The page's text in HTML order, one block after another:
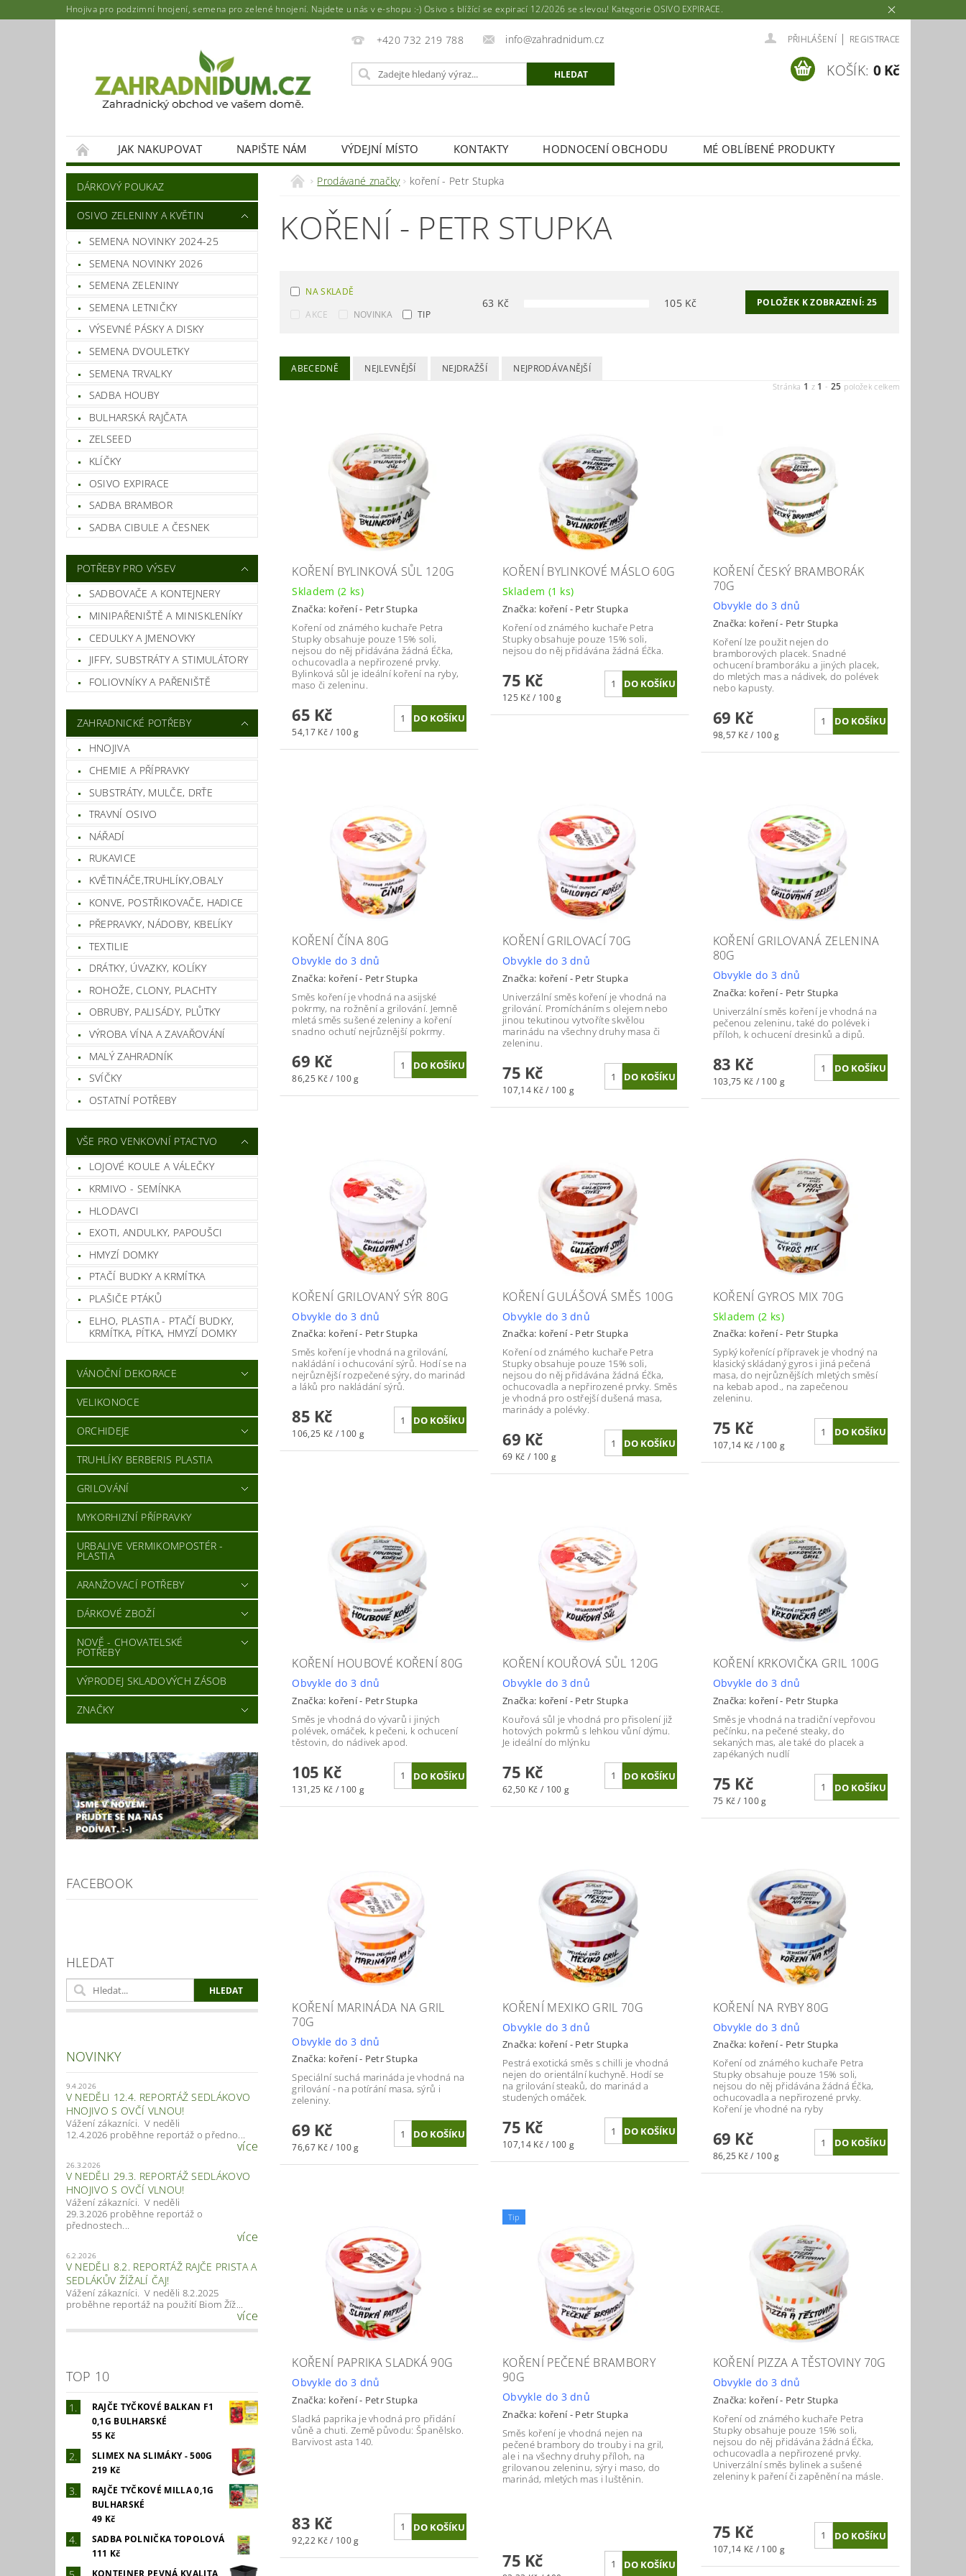
Hnojiva pro podzimní hnojení, semena pro zelené hnojení. Najdete u nás v e-shopu :-) Osivo s blížící se expirací 12/2026 se slevou! Kategorie OSIVO EXPIRACE.
+420 732 219 788 info@zahradnidum.cz PŘIHLÁŠENÍ | REGISTRACE
KOŠÍK: 0 Kč
JAK NAKUPOVAT NAPIŠTE NÁM VÝDEJNÍ MÍSTO KONTAKTY HODNOCENÍ OBCHODU MÉ OBLÍBENÉ PRODUKTY
DÁRKOVÝ POUKAZ
OSIVO ZELENINY A KVĚTIN
SEMENA NOVINKY 2024-25
SEMENA NOVINKY 2026
SEMENA ZELENINY
SEMENA LETNIČKY
VÝSEVNÉ PÁSKY A DISKY
SEMENA DVOULETKY
SEMENA TRVALKY
SADBA HOUBY
BULHARSKÁ RAJČATA
ZELSEED
KLÍČKY
OSIVO EXPIRACE
SADBA BRAMBOR
SADBA CIBULE A ČESNEK
POTŘEBY PRO VÝSEV
SADBOVAČE A KONTEJNERY
MINIPAŘENIŠTĚ A MINISKLENÍKY
CEDULKY A JMENOVKY
JIFFY, SUBSTRÁTY A STIMULÁTORY
FOLIOVNÍKY A PAŘENIŠTĚ
ZAHRADNICKÉ POTŘEBY
HNOJIVA
CHEMIE A PŘÍPRAVKY
SUBSTRÁTY, MULČE, DRŤE
TRAVNÍ OSIVO
NÁŘADÍ
RUKAVICE
KVĚTINÁČE,TRUHLÍKY,OBALY
KONVE, POSTŘIKOVAČE, HADICE
PŘEPRAVKY, NÁDOBY, KBELÍKY
TEXTILIE
DRÁTKY, ÚVAZKY, KOLÍKY
ROHOŽE, CLONY, PLACHTY
OBRUBY, PALISÁDY, PLŮTKY
VÝROBA VÍNA A ZAVAŘOVÁNÍ
MALÝ ZAHRADNÍK
SVÍČKY
OSTATNÍ POTŘEBY
VŠE PRO VENKOVNÍ PTACTVO
LOJOVÉ KOULE A VÁLEČKY
KRMIVO - SEMÍNKA
HLODAVCI
EXOTI, ANDULKY, PAPOUŠCI
HMYZÍ DOMKY
PTAČÍ BUDKY A KRMÍTKA
PLAŠIČE PTÁKŮ
ELHO, PLASTIA - PTAČÍ BUDKY,
KRMÍTKA, PÍTKA, HMYZÍ DOMKY
VÁNOČNÍ DEKORACE
VELIKONOCE
ORCHIDEJE
TRUHLÍKY BERBERIS PLASTIA
GRILOVÁNÍ
MYKORHIZNÍ PŘÍPRAVKY
URBALIVE VERMIKOMPOSTÉR -
PLASTIA
ARANŽOVACÍ POTŘEBY
DÁRKOVÉ ZBOŽÍ
NOVĚ - CHOVATELSKÉ
POTŘEBY
VÝPRODEJ SKLADOVÝCH ZÁSOB
ZNAČKY
FACEBOOK
HLEDAT
NOVINKY
9.4.2026
V NEDĚLI 12.4. REPORTÁŽ SEDLÁKOVO
HNOJIVO S OVČÍ VLNOU!
Vážení zákazníci. V neděli
12.4.2026 proběhne reportáž o předno...
více
26.3.2026
V NEDĚLI 29.3. REPORTÁŽ SEDLÁKOVO
HNOJIVO S OVČÍ VLNOU!
Vážení zákazníci. V neděli
29.3.2026 proběhne reportáž o
přednostech...
více
6.2.2026
V NEDĚLI 8.2. REPORTÁŽ RAJČE PRISTA A
SEDLÁKŮV ŽÍŽALÍ ČAJ!
Vážení zákazníci. V neděli 8.2.2025
proběhne reportáž na použití Biom Žíž...
více
TOP 10
RAJČE TYČKOVÉ BALKAN F1
0,1G BULHARSKÉ
55 Kč
SLIMEX NA SLIMÁKY - 500G
219 Kč
RAJČE TYČKOVÉ MILLA 0,1G
BULHARSKÉ
49 Kč
SADBA POLNIČKA TOPOLOVÁ
111 Kč
KONTEJNER PEVNÁ KVALITA
Prodávané značky koření - Petr Stupka
KOŘENÍ - PETR STUPKA
NA SKLADĚ
AKCE
NOVINKA TIP
63 Kč 105Kč POLOŽEK K ZOBRAZENÍ: 25
ABECEDNĚ NEJLEVNĚJŠÍ NEJDRAŽŠÍ NEJPRODÁVANĚJŠÍ
Stránka 1 z 1 - 25 položek celkem
KOŘENÍ BYLINKOVÁ SŮL 120G
Skladem (2 ks)
Značka: koření - Petr Stupka
Koření od známého kuchaře Petra
Stupky obsahuje pouze 15% soli,
nejsou do něj přidávána žádná Éčka,
ochucovadla a nepřirozené prvky.
Bylinková sůl je ideální koření na ryby,
maso či zeleninu.
65 Kč
54,17 Kč / 100 g
KOŘENÍ BYLINKOVÉ MÁSLO 60G
Skladem (1 ks)
Značka: koření - Petr Stupka
Koření od známého kuchaře Petra
Stupky obsahuje pouze 15% soli,
nejsou do něj přidávána žádná Éčka.
75 Kč
125 Kč / 100 g
KOŘENÍ ČESKÝ BRAMBORÁK
70G
Obvykle do 3 dnů
Značka: koření - Petr Stupka
Koření lze použit nejen do
bramborových placek. Snadné
ochucení bramboráku a jiných placek,
do mletých mas a nádivek, do polévek
nebo kapusty.
69 Kč
98,57 Kč / 100 g
KOŘENÍ ČÍNA 80G
Obvykle do 3 dnů
Značka: koření - Petr Stupka
Směs koření je vhodná na asijské
pokrmy, na rožnění a grilování. Jemně
mletá směs sušené zeleniny a koření
snadno ochutí nejrůznější pokrmy.
69 Kč
86,25 Kč / 100 g
KOŘENÍ GRILOVACÍ 70G
Obvykle do 3 dnů
Značka: koření - Petr Stupka
Univerzální směs koření je vhodná na
grilování. Promícháním s olejem nebo
jinou tekutinou vytvoříte skvělou
marinádu na všechny druhy masa či
zeleninu.
75 Kč
107,14 Kč / 100 g
KOŘENÍ GRILOVANÁ ZELENINA
80G
Obvykle do 3 dnů
Značka: koření - Petr Stupka
Univerzální směs koření je vhodná na
pečenou zeleninu, také do polévek i
příloh, k ochucení dresinků a dipů.
83 Kč
103,75 Kč / 100 g
KOŘENÍ GRILOVANÝ SÝR 80G
Obvykle do 3 dnů
Značka: koření - Petr Stupka
Směs koření je vhodná na grilování,
nakládání i ochucování sýrů. Hodí se na
nejrůznější rozpečené sýry, do marinád
a láků pro nakládání sýrů.
85 Kč
106,25 Kč / 100 g
KOŘENÍ GULÁŠOVÁ SMĚS 100G
Obvykle do 3 dnů
Značka: koření - Petr Stupka
Koření od známého kuchaře Petra
Stupky obsahuje pouze 15% soli,
nejsou do něj přidávána žádná Éčka,
ochucovadla a nepřirozené prvky. Směs
je vhodná pro ostřejší dušená masa,
marinády a polévky.
69 Kč
69 Kč / 100 g
KOŘENÍ GYROS MIX 70G
Skladem(2 ks)
Značka: koření - Petr Stupka
Sypký kořenící přípravek je vhodný na
klasický skládaný gyros i jiná pečená
masa, do nejrůznějších mletých směsí
na kebab apod., na zapečenou
zeleninu.
75 Kč
107,14 Kč / 100 g
KOŘENÍ HOUBOVÉ KOŘENÍ 80G
Obvykle do 3 dnů
Značka: koření - Petr Stupka
Směs je vhodná do vývarů i jiných
polévek, omáček, k pečeni, k ochucení
těstovin, do nádivek apod.
105 Kč
131,25 Kč / 100 g
KOŘENÍ KOUŘOVÁ SŮL 120G
Obvykle do 3 dnů
Značka: koření - Petr Stupka
Kouřová sůl je vhodná pro přisolení již
hotových pokrmů s lehkou vůní dýmu.
Je ideální do mlýnku
75 Kč
62,50 Kč / 100 g
KOŘENÍ KRKOVIČKA GRIL 100G
Obvykle do 3 dnů
Značka: koření - Petr Stupka
Směs je vhodná na tradiční vepřovou
pečínku, na pečené steaky, do
sekaných mas, ale také do placek a
zapékaných nudlí
75 Kč
75 Kč / 100 g
KOŘENÍ MARINÁDA NA GRIL
70G
Obvykle do 3 dnů
Značka: koření - Petr Stupka
Speciální suchá marináda je vhodná na
grilování - na potírání masa, sýrů i
zeleniny.
69 Kč
76,67 Kč / 100 g
KOŘENÍ MEXIKO GRIL 70G
Obvykle do 3 dnů
Značka: koření - Petr Stupka
Pestrá exotická směs s chilli je vhodná
nejen do orientální kuchyně. Hodí se
na grilování steaků, do marinád a
studených omáček.
75 Kč
107,14 Kč / 100 g
KOŘENÍ NA RYBY 80G
Obvykle do 3 dnů
Značka: koření - Petr Stupka
Koření od známého kuchaře Petra
Stupky obsahuje pouze 15% soli,
nejsou do něj přidávána žádná Éčka,
ochucovadla a nepřirozené prvky.
Koření je vhodné na ryby
69 Kč
86,25 Kč / 100 g
KOŘENÍ PAPRIKA SLADKÁ 90G
Obvykle do 3 dnů
Značka: koření - Petr Stupka
Sladká paprika je vhodná pro přidání
vůně a chuti. Země původu: Španělsko.
Barvivost asta 140.
83 Kč
92,22 Kč / 100 g
Tip
KOŘENÍ PEČENÉ BRAMBORY
90G
Obvykle do 3 dnů
Značka: koření - Petr Stupka
Směs koření je vhodná nejen na
pečené brambory do trouby i na gril,
ale i na všechny druhy příloh, na
grilovanou zeleninu, sýry i maso, do
marinád, mletých mas i luštěnin.
75 Kč
KOŘENÍ PIZZA A TĚSTOVINY 70G
Obvykle do 3 dnů
Značka: koření - Petr Stupka
Koření od známého kuchaře Petra
Stupky obsahuje pouze 15% soli,
nejsou do něj přidávána žádná Éčka,
ochucovadla a nepřirozené prvky.
Univerzální směs bylinek a sušené
zeleniny k paření či zapěnění na másle.
75 Kč
107,14 Kč / 100 g